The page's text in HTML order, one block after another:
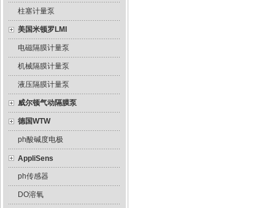
柱塞计量泵
美国米顿罗LMI
电磁隔膜计量泵
机械隔膜计量泵
液压隔膜计量泵
威尔顿气动隔膜泵
德国WTW
ph酸碱度电极
AppliSens
ph传感器
DO溶氧